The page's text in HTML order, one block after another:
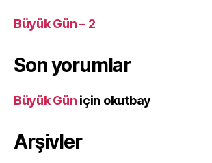
Büyük Gün – 2
Son yorumlar
Büyük Gün için okutbay
Arşivler